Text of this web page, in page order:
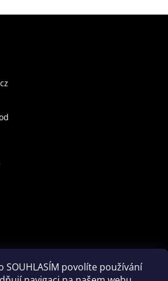
SOUHLASÍM povolíte používání